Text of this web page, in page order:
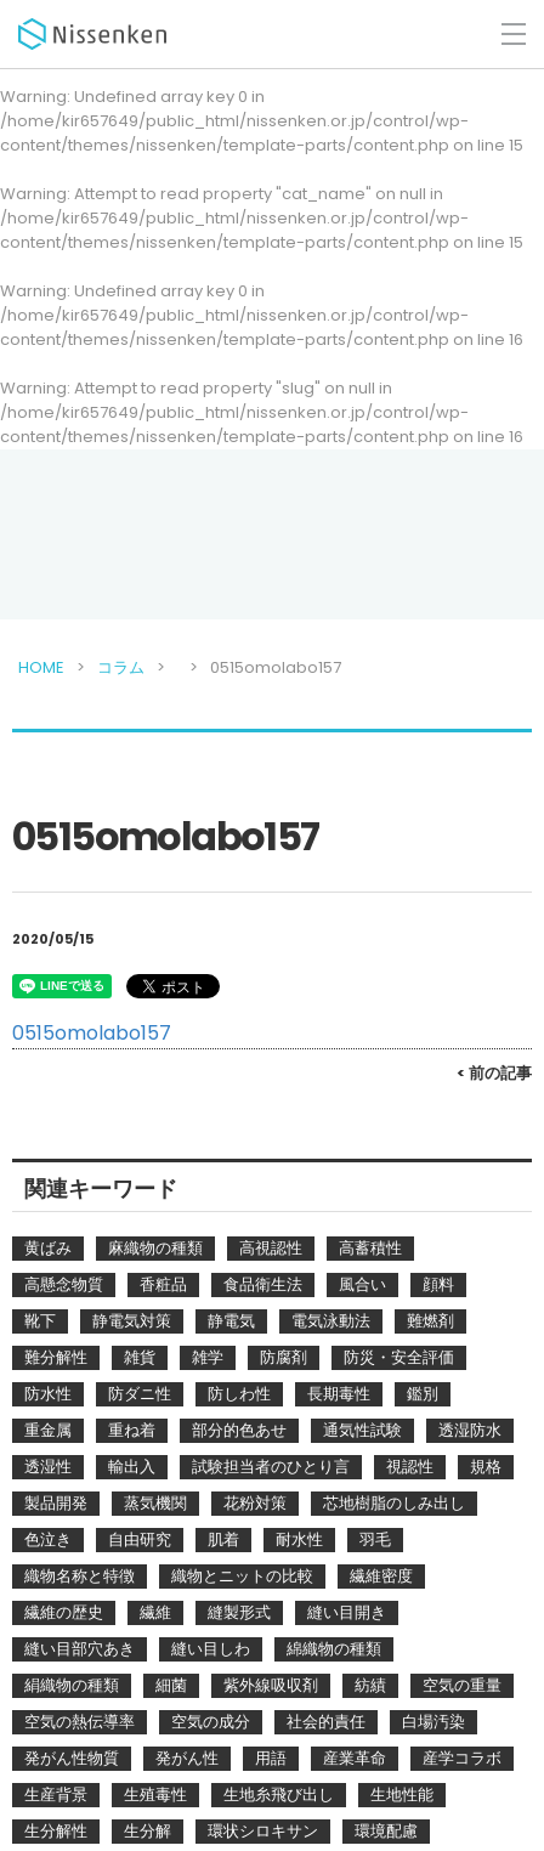
Warning: Undefined array key 0 in
/home/kir657649/public_html/nissenken.or.jp/control/wp-
content/themes/nissenken/template-parts/content.php on line 15
Warning: Attempt to read property "cat_name" on null in
/home/kir657649/public_html/nissenken.or.jp/control/wp-
content/themes/nissenken/template-parts/content.php on line 15
Warning: Undefined array key 0 in
/home/kir657649/public_html/nissenken.or.jp/control/wp-
content/themes/nissenken/template-parts/content.php on line 16
Warning: Attempt to read property "slug" on null in
/home/kir657649/public_html/nissenken.or.jp/control/wp-
content/themes/nissenken/template-parts/content.php on line 16
HOME コラム 0515omolabo157
0515omolabo157
2020/05/15
0515omolabo157
< 前の記事
関連キーワード
黄ばみ 麻織物の種類 高視認性
高蓄積性
高懸念物質
香粧品 食品衛生法 風合い
顔料
靴下
静電気対策 静電気 電気泳動法
難燃剤
難分解性
雑貨 雑学 防腐剤
防災・安全評価
防水性
防ダニ性 防しわ性 長期毒性
鑑別
重金属
重ね着 部分的色あせ 通気性試験
透湿防水
透湿性
輸出入 試験担当者のひとり言 視認性
規格
製品開発
蒸気機関 花粉対策
芯地樹脂のしみ出し
色泣き
自由研究 肌着 耐水性
羽毛
織物名称と特徴
織物とニットの比較
繊維密度
繊維の歴史
繊維 縫製形式
縫い目開き
縫い目部穴あき
縫い目しわ
綿織物の種類
絹織物の種類
細菌 紫外線吸収剤 紡績
空気の重量
空気の熱伝導率
空気の成分 社会的責任
白場汚染
発がん性物質
発がん性 用語 産業革命
産学コラボ
生産背景
生殖毒性 生地糸飛び出し
生地性能
生分解性
生分解 環状シロキサン
環境配慮